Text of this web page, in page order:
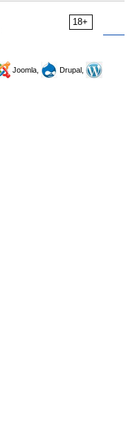
18+
Joomla,
Drupal,